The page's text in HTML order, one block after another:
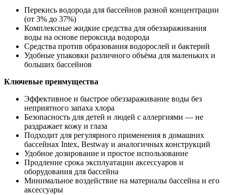
Перекись водорода для бассейнов разной концентрации
(от 3% до 37%)
Комплексные жидкие средства для обеззараживания
воды на основе пероксида водорода
Средства против образования водорослей и бактерий
Удобные упаковки различного объёма для маленьких и
больших бассейнов
Ключевые преимущества
Эффективное и быстрое обеззараживание воды без
неприятного запаха хлора
Безопасность для детей и людей с аллергиями — не
раздражает кожу и глаза
Подходит для регулярного применения в домашних
бассейнах Intex, Bestway и аналогичных конструкций
Удобное дозирование и простое использование
Продление срока эксплуатации аксессуаров и
оборудования для бассейна
Минимальное воздействие на материалы бассейна и его
аксессуары